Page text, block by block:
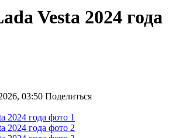
Vesta 2024 года
03:50 Поделиться